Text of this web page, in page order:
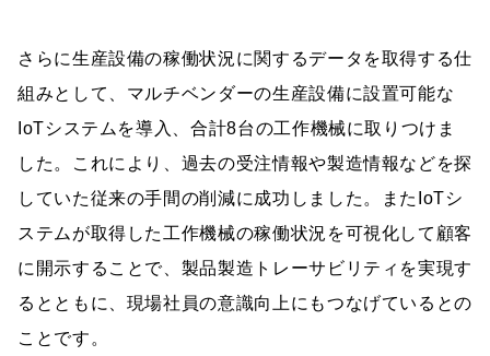
さらに生産設備の稼働状況に関するデータを取得する仕
組みとして、マルチベンダーの生産設備に設置可能な
IoTシステムを導入、合計8台の工作機械に取りつけま
した。これにより、過去の受注情報や製造情報などを探
していた従来の手間の削減に成功しました。またIoTシ
ステムが取得した工作機械の稼働状況を可視化して顧客
に開示することで、製品製造トレーサビリティを実現す
るとともに、現場社員の意識向上にもつなげているとの
ことです。